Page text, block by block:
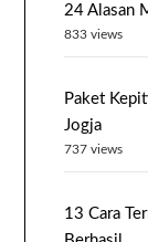
24 Alasan
833 views
Paket
Jogja
737 views
13 Cara